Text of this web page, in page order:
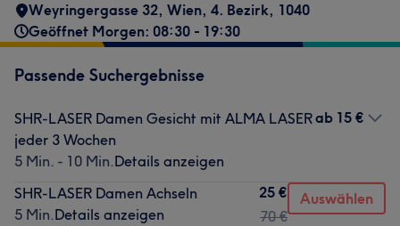
Weyringergasse 32, Wien, 4. Bezirk, 1040
Geöffnet Morgen: 08:30 - 19:30
Passende Suchergebnisse
SHR-LASER Damen Gesicht mit ALMA LASER
jeder 3 Wochen
5 Min. - 10 Min.Details anzeigen
ab 15 €
SHR-LASER Damen Achseln
5 Min.Details anzeigen
25 €
70 €
Auswählen